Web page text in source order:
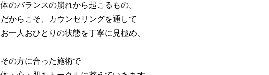
体のバランスの崩れから起こるもの。
だからこそ、カウンセリングを通して
お一人おひとりの状態を丁寧に見極め、
その方に合った施術で